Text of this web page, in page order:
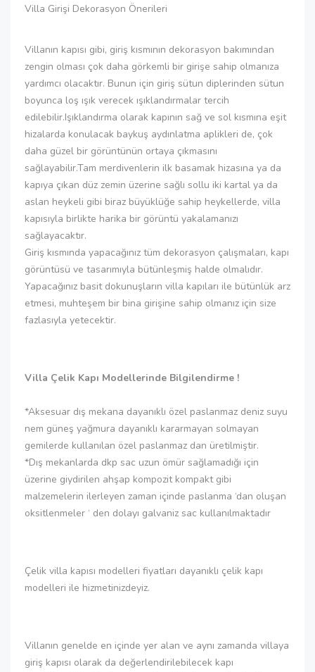
Villa Girişi Dekorasyon Önerileri
Villanın kapısı gibi, giriş kısmının dekorasyon bakımından
zengin olması çok daha görkemli bir girişe sahip olmanıza
yardımcı olacaktır. Bunun için giriş sütun diplerinden sütun
boyunca loş ışık verecek ışıklandırmalar tercih
edilebilir.Işıklandırma olarak kapının sağ ve sol kısmına eşit
hizalarda konulacak baykuş aydınlatma aplikleri de, çok
daha güzel bir görüntünün ortaya çıkmasını
sağlayabilir.Tam merdivenlerin ilk basamak hizasına ya da
kapıya çıkan düz zemin üzerine sağlı sollu iki kartal ya da
aslan heykeli gibi biraz büyüklüğe sahip heykellerde, villa
kapısıyla birlikte harika bir görüntü yakalamanızı
sağlayacaktır.
Giriş kısmında yapacağınız tüm dekorasyon çalışmaları, kapı
görüntüsü ve tasarımıyla bütünleşmiş halde olmalıdır.
Yapacağınız basit dokunuşların villa kapıları ile bütünlük arz
etmesi, muhteşem bir bina girişine sahip olmanız için size
fazlasıyla yetecektir.
Villa Çelik Kapı Modellerinde Bilgilendirme !
*Aksesuar dış mekana dayanıklı özel paslanmaz deniz suyu
nem güneş yağmura dayanıklı kararmayan solmayan
gemilerde kullanılan özel paslanmaz dan üretilmiştir.
*Dış mekanlarda dkp sac uzun ömür sağlamadığı için
üzerine giydirilen ahşap kompozit kompakt gibi
malzemelerin ilerleyen zaman içinde paslanma ‘dan oluşan
oksitlenmeler ‘ den dolayı galvaniz sac kullanılmaktadır
Çelik villa kapısı modelleri fiyatları dayanıklı çelik kapı
modelleri ile hizmetinizdeyiz.
Villanın genelde en içinde yer alan ve aynı zamanda villaya
giriş kapısı olarak da değerlendirilebilecek kapı